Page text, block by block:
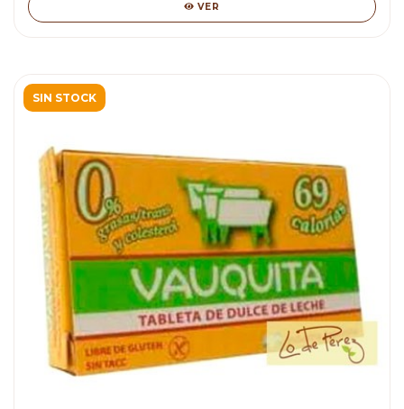
VER
SIN STOCK